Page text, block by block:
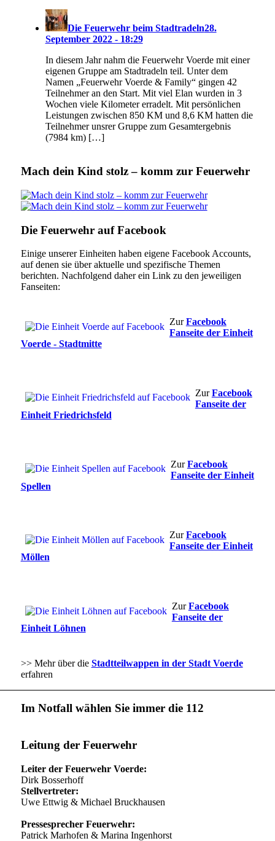
Die Feuerwehr beim Stadtradeln28.
September 2022 - 18:29
In diesem Jahr nahm die Feuerwehr Voerde mit einer
eigenen Gruppe am Stadtradeln teil. Unter dem
Namen „Feuerwehr Voerde & Family“ gingen 42
Teilnehmer an den Start. Mit viel Elan wurden in 3
Wochen viele Kilometer erradelt. Mit persönlichen
Leistungen zwischen 850 KM und 8,6 KM hatten die
Teilnehmer unsrer Gruppe zum Gesamtergebnis
(7984 km) […]
Mach dein Kind stolz – komm zur Feuerwehr
Die Feuerwehr auf Facebook
Einige unserer Einheiten haben eigene Facebook Accounts,
auf denen sie über aktuelle und spezifische Themen
berichten. Nachfolgend daher ein Link zu den jeweiligen
Fanseiten:
ZurFacebook
Fanseite der Einheit
Voerde - Stadtmitte
ZurFacebook
Fanseite der
Einheit Friedrichsfeld
ZurFacebook
Fanseite der Einheit
Spellen
ZurFacebook
Fanseite der Einheit
Möllen
ZurFacebook
Fanseite der
Einheit Löhnen
>> Mehr über die Stadtteilwappen in der Stadt Voerde
erfahren
Im Notfall wählen Sie immer die 112
Leitung der Feuerwehr
Leiter der Feuerwehr Voerde:
Dirk Bosserhoff
Stellvertreter:
Uwe Ettwig & Michael Bruckhausen
Pressesprecher Feuerwehr:
Patrick Marhofen & Marina Ingenhorst